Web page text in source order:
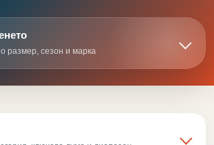
размер, сезон и марка